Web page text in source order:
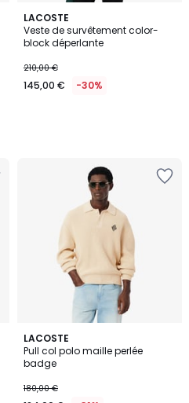
LACOSTE
Veste de survêtement color-
block déperlante
210,00 €
145,00 € -30%
LACOSTE
Pull col polo maille perlée
badge
180,00 €